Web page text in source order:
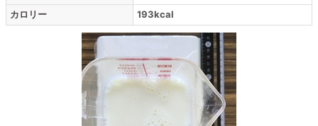
カロリー
193kcal